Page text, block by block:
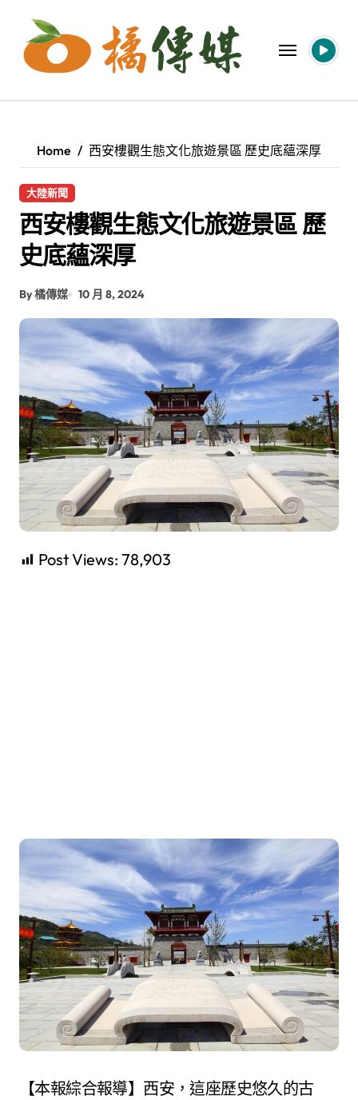
content
Home 西安樓觀生態文化旅遊景區 歷史底蘊深厚
大陸新聞
西安樓觀生態文化旅遊景區 歷
史底蘊深厚
By 橘傳媒 10 月 8, 2024
Post Views: 78,903
【本報綜合報導】西安，這座歷史悠久的古